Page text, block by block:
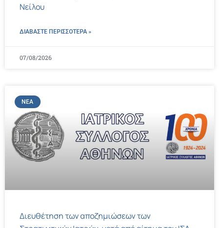
Νείλου
ΔΙΑΒΑΣΤΕ ΠΕΡΙΣΣΌΤΕΡΑ »
07/08/2026
ΝΈΑ
Διευθέτηση των αποζημιώσεων των